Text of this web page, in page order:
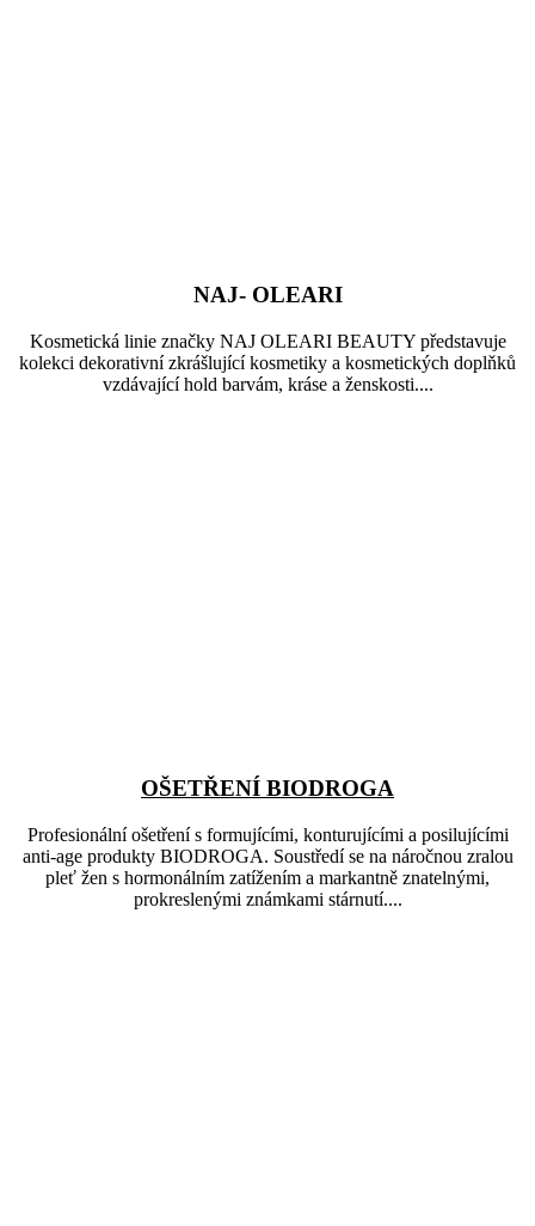
NAJ- OLEARI
Kosmetická linie značky NAJ OLEARI BEAUTY představuje
kolekci dekorativní zkrášlující kosmetiky a kosmetických doplňků
vzdávající hold barvám, kráse a ženskosti....
OŠETŘENÍ BIODROGA
Profesionální ošetření s formujícími, konturujícími a posilujícími
anti-age produkty BIODROGA. Soustředí se na náročnou zralou
pleť žen s hormonálním zatížením a markantně znatelnými,
prokreslenými známkami stárnutí....